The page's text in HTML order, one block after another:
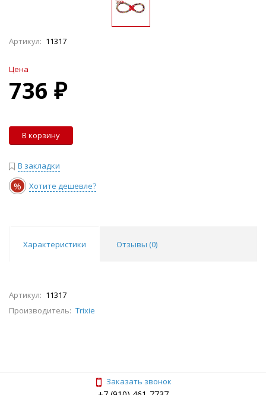
Артикул: 11317
Цена
736 ₽
В корзину
В закладки
% Хотите дешевле?
Характеристики Отзывы (0)
Артикул: 11317
Производитель: Trixie
Заказать звонок